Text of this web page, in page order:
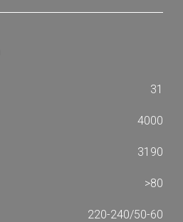
31
4000
3190
>80
220-240/50-60